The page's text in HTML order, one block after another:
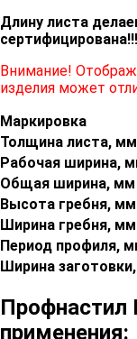
Длину листа
сертифицирована!!!
Внимание!
изделия может
Маркировка
Толщина листа, мм
Рабочая ширина,
Общая ширина, мм
Высота гребня, мм
Ширина гребня, мм
Период профиля,
Ширина
Профнастил
применения: